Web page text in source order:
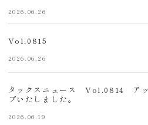
2026.06.26
Vol.0815
2026.06.26
タックスニュース Vol.0814 アッ
プいたしました。
2026.06.19